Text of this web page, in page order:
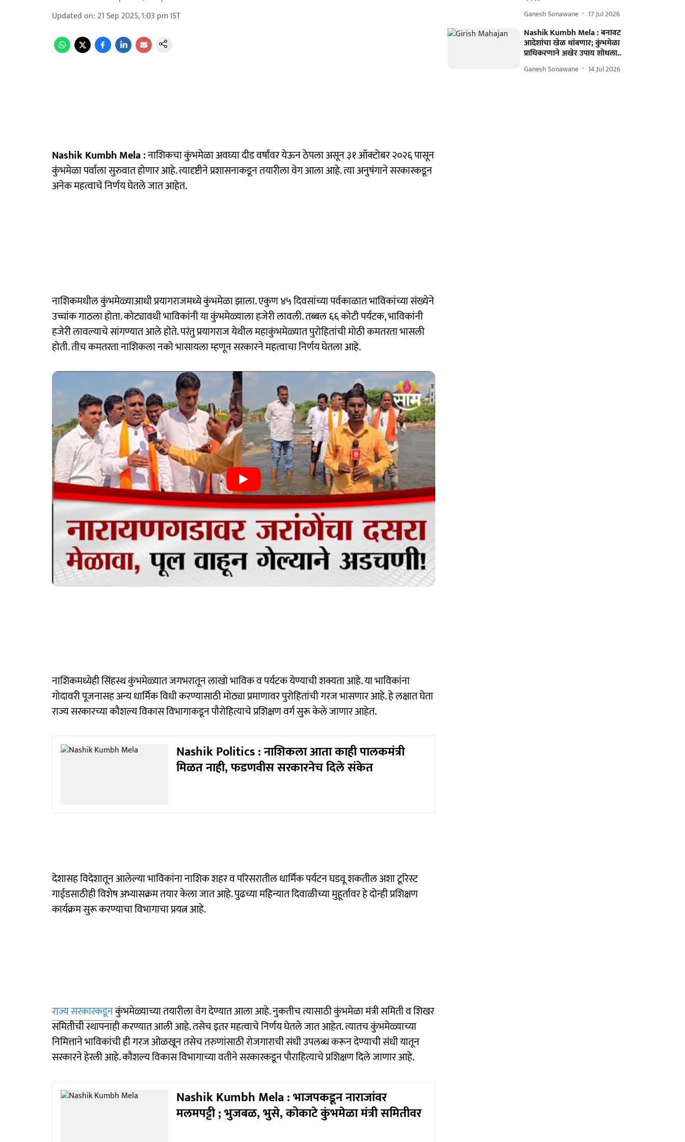
Updated on: 21 Sep 2025, 1:03 pm IST
Nashik Kumbh Mela :नाशिकचा कुंभमेळा अवघ्या दीड वर्षांवर येऊन ठेपला असून ३१ ऑक्टोबर २०२६ पासून
कुंभमेळा पर्वाला सुरुवात होणार आहे. त्यादृष्टीने प्रशासनाकडून तयारीला वेग आला आहे. त्या अनुषंगाने सरकारकडून
अनेक महत्वाचे निर्णय घेतले जात आहेत.
नाशिकमधील कुंभमेळ्याआधी प्रयागराजमध्ये कुंभमेळा झाला. एकुण ४५ दिवसांच्या पर्वकाळात भाविकांच्या संख्येने
उच्चांक गाठला होता. कोट्यावधी भाविकांनी या कुंभमेळ्याला हजेरी लावली. तब्बल ६६ कोटी पर्यटक, भाविकांनी
हजेरी लावल्याचे सांगण्यात आले होते. परंतु प्रयागराज येथील महाकुंभमेळ्यात पुरोहितांची मोठी कमतरता भासली
होती. तीच कमतरता नाशिकला नको भासायला म्हणून सरकारने महत्वाचा निर्णय घेतला आहे.
नाशिकमध्येही सिंहस्थ कुंभमेळ्यात जगभरातून लाखो भाविक व पर्यटक येण्याची शक्यता आहे. या भाविकांना
गोदावरी पूजनासह अन्य धार्मिक विधी करण्यासाठी मोठ्या प्रमाणावर पुरोहितांची गरज भासणार आहे. हे लक्षात घेता
राज्य सरकारच्या कौशल्य विकास विभागाकडून पौरोहित्याचे प्रशिक्षण वर्ग सुरू केले जाणार आहेत.
Nashik Politics : नाशिकला आता काही पालकमंत्री
मिळत नाही, फडणवीस सरकारनेच दिले संकेत
देशासह विदेशातून आलेल्या भाविकांना नाशिक शहर व परिसरातील धार्मिक पर्यटन घडवू शकतील अशा टूरिस्ट
गाईडसाठीही विशेष अभ्यासक्रम तयार केला जात आहे. पुढच्या महिन्यात दिवाळीच्या मुहूर्तावर हे दोन्ही प्रशिक्षण
कार्यक्रम सुरू करण्याचा विभागाचा प्रयत्न आहे.
राज्य सरकारकडूनकुंभमेळ्याच्या तयारीला वेग देण्यात आला आहे. नुकतीच त्यासाठी कुंभमेळा मंत्री समिती व शिखर
समितीची स्थापनाही करण्यात आली आहे. तसेच इतर महत्वाचे निर्णय घेतले जात आहेत. त्यातच कुंभमेळ्याच्या
निमित्ताने भाविकांची ही गरज ओळखून तसेच तरुणांसाठी रोजगाराची संधी उपलब्ध करून देण्याची संधी यातून
सरकारने हेरली आहे. कौशल्य विकास विभागाच्या वतीने सरकारकडून पौराहित्याचे प्रशिक्षण दिले जाणार आहे.
Nashik Kumbh Mela : भाजपकडून नाराजांवर
मलमपट्टी ; भुजबळ, भुसे, कोकाटे कुंभमेळा मंत्री समितीवर
Ganesh Sonawane 17 Jul 2026
Nashik Kumbh Mela : बनावट
आदेशांचा खेळ थांबणार; कुंभमेळा
प्राधिकरणाने अखेर उपाय शोधला..
Ganesh Sonawane 14 Jul 2026